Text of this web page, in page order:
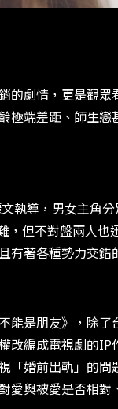
的劇情，更是觀
極端差距、師生
執導，男女主角
，但不對盤兩人
著各種勢力交
能是朋友》，除
改編成電視劇的
「婚前出軌」的
愛與被愛是否相